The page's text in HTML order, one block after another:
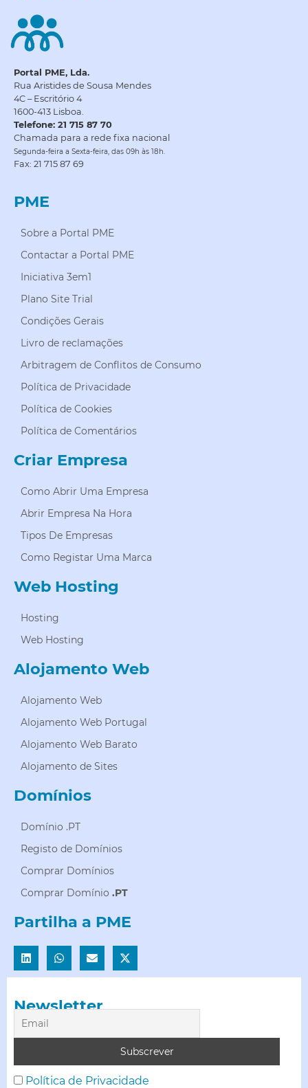
Portal PME, Lda.
Rua Aristides de Sousa Mendes
4C – Escritório 4
1600-413 Lisboa.
Telefone: 21 715 87 70
Chamada para a rede fixa nacional
Segunda-feira a Sexta-feira, das 09h às 18h.
Fax: 21 715 87 69
PME
Sobre a Portal PME
Contactar a Portal PME
Iniciativa 3em1
Plano Site Trial
Condições Gerais
Livro de reclamações
Arbitragem de Conflitos de Consumo
Política de Privacidade
Política de Cookies
Política de Comentários
Criar Empresa
Como Abrir Uma Empresa
Abrir Empresa Na Hora
Tipos De Empresas
Como Registar Uma Marca
Web Hosting
Hosting
Web Hosting
Alojamento Web
Alojamento Web
Alojamento Web Portugal
Alojamento Web Barato
Alojamento de Sites
Domínios
Domínio .PT
Registo de Domínios
Comprar Domínios
Comprar Domínio .PT
Partilha a PME
Newsletter
Política de Privacidade